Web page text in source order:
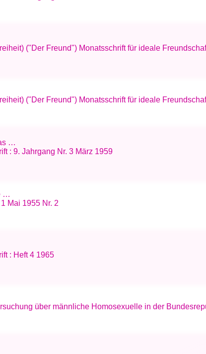
("Der Freund") Monatsschrift für ideale
("Der Freund") Monatsschrift für ideale
…
: 9. Jahrgang Nr. 3 März 1959
…
Mai 1955 Nr. 2
: Heft 4 1965
über männliche Homosexuelle in der